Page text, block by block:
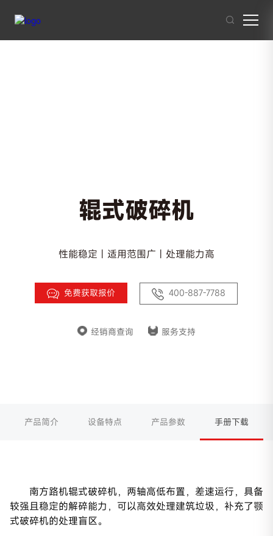
辊式破碎机
性能稳定 | 适用范围广 | 处理能力高
免费获取报价 400-887-7788
经销商查询 服务支持
产品简介 设备特点 产品参数 手册下载
南方路机辊式破碎机，两轴高低布置，差速运行，具备
较强且稳定的解碎能力，可以高效处理建筑垃圾，补充了颚
式破碎机的处理盲区。